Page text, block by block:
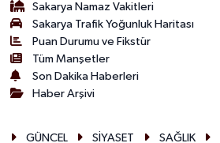
Sakarya Namaz Vakitleri
Sakarya Trafik Yoğunluk Haritası
Puan Durumu ve Fikstür
Tüm Manşetler
Son Dakika Haberleri
Haber Arşivi
GÜNCEL SİYASET SAĞLIK